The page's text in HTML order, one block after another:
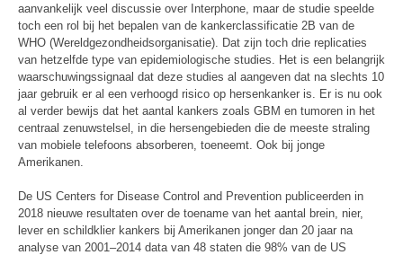
aanvankelijk veel discussie over Interphone, maar de studie speelde
toch een rol bij het bepalen van de kankerclassificatie 2B van de
WHO (Wereldgezondheidsorganisatie). Dat zijn toch drie replicaties
van hetzelfde type van epidemiologische studies. Het is een belangrijk
waarschuwingssignaal dat deze studies al aangeven dat na slechts 10
jaar gebruik er al een verhoogd risico op hersenkanker is. Er is nu ook
al verder bewijs dat het aantal kankers zoals GBM en tumoren in het
centraal zenuwstelsel, in die hersengebieden die de meeste straling
van mobiele telefoons absorberen, toeneemt. Ook bij jonge
Amerikanen.
De US Centers for Disease Control and Prevention publiceerden in
2018 nieuwe resultaten over de toename van het aantal brein, nier,
lever en schildklier kankers bij Amerikanen jonger dan 20 jaar na
analyse van 2001–2014 data van 48 staten die 98% van de US